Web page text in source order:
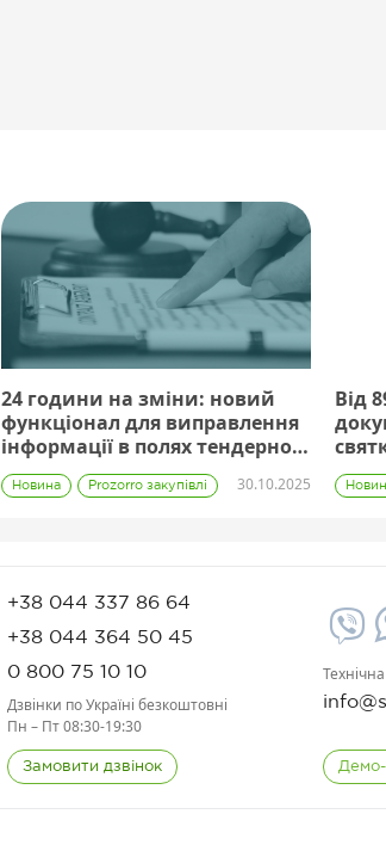
24 години на зміни: новий
функціонал для виправлення
інформації в полях тендерної
пропозиції
Новина Prozorro закупівлі 30.10.2025
Від
+38 044 337 86 64
+38 044 364 50 45
0 800 75 10 10
Дзвінки по Україні безкоштовні
Пн – Пт 08:30-19:30
Замовити дзвінок Демо-